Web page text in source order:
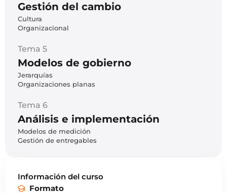
Gestión del cambio
Cultura
Organizacional
Tema 5
Modelos de gobierno
Jerarquías
Organizaciones planas
Tema 6
Análisis e implementación
Modelos de medición
Gestión de entregables
Información del curso
Formato